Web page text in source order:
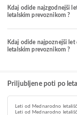
Kdaj odide najzgodnejši
letalskim prevoznikom ?
Kdaj odide najpoznejši let
letalskim prevoznikom ?
Priljubljene poti po
Leti od Mednarodno
Leti od Mednarodno